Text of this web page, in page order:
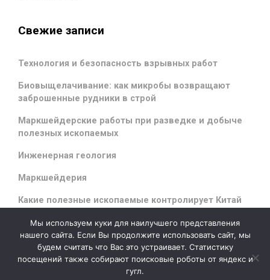
Свежие записи
Технология и безопасность взрывных работ
Биовыщелачивание: как микробы возвращают
заброшенные рудники в строй
Маркшейдерские работы при разведке и добыче
полезных ископаемых
Инженерная геология
Маркшейдерия
Какие полезные ископаемые контролирует Китай
evolvetheme by Theme4Press - Powered by WordPress
Мы используем куки для наилучшего представления
нашего сайта. Если Вы продолжите использовать сайт, мы
будем считать что Вас это устраивает. Статистику
посещений также собирают поисковые роботы от яндекс и
гугл.